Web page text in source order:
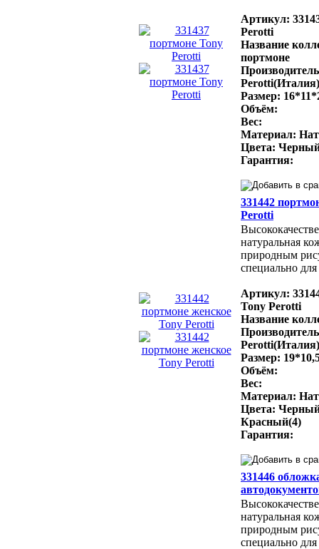
Артикул:
Perotti
Название
портмоне
Perotti(Италия)
Размер:
Объём:
Вес:
Материал:
Цвета:
Гарантия:
331442
Perotti
натуральная
природным
специально
Артикул:
Tony Perotti
Название
Perotti(Италия)
Размер:
Объём:
Вес:
Материал:
Цвета:
Красный(4)
Гарантия:
331446
натуральная
природным
специально